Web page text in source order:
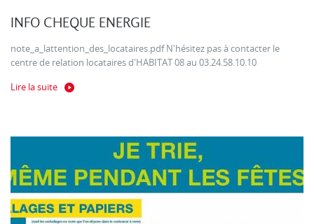
INFO CHEQUE ENERGIE
note_a_lattention_des_locataires.pdf N'hésitez pas à contacter le
centre de relation locataires d'HABITAT 08 au 03.24.58.10.10
Lire la suite